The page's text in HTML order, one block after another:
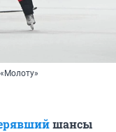
шансы